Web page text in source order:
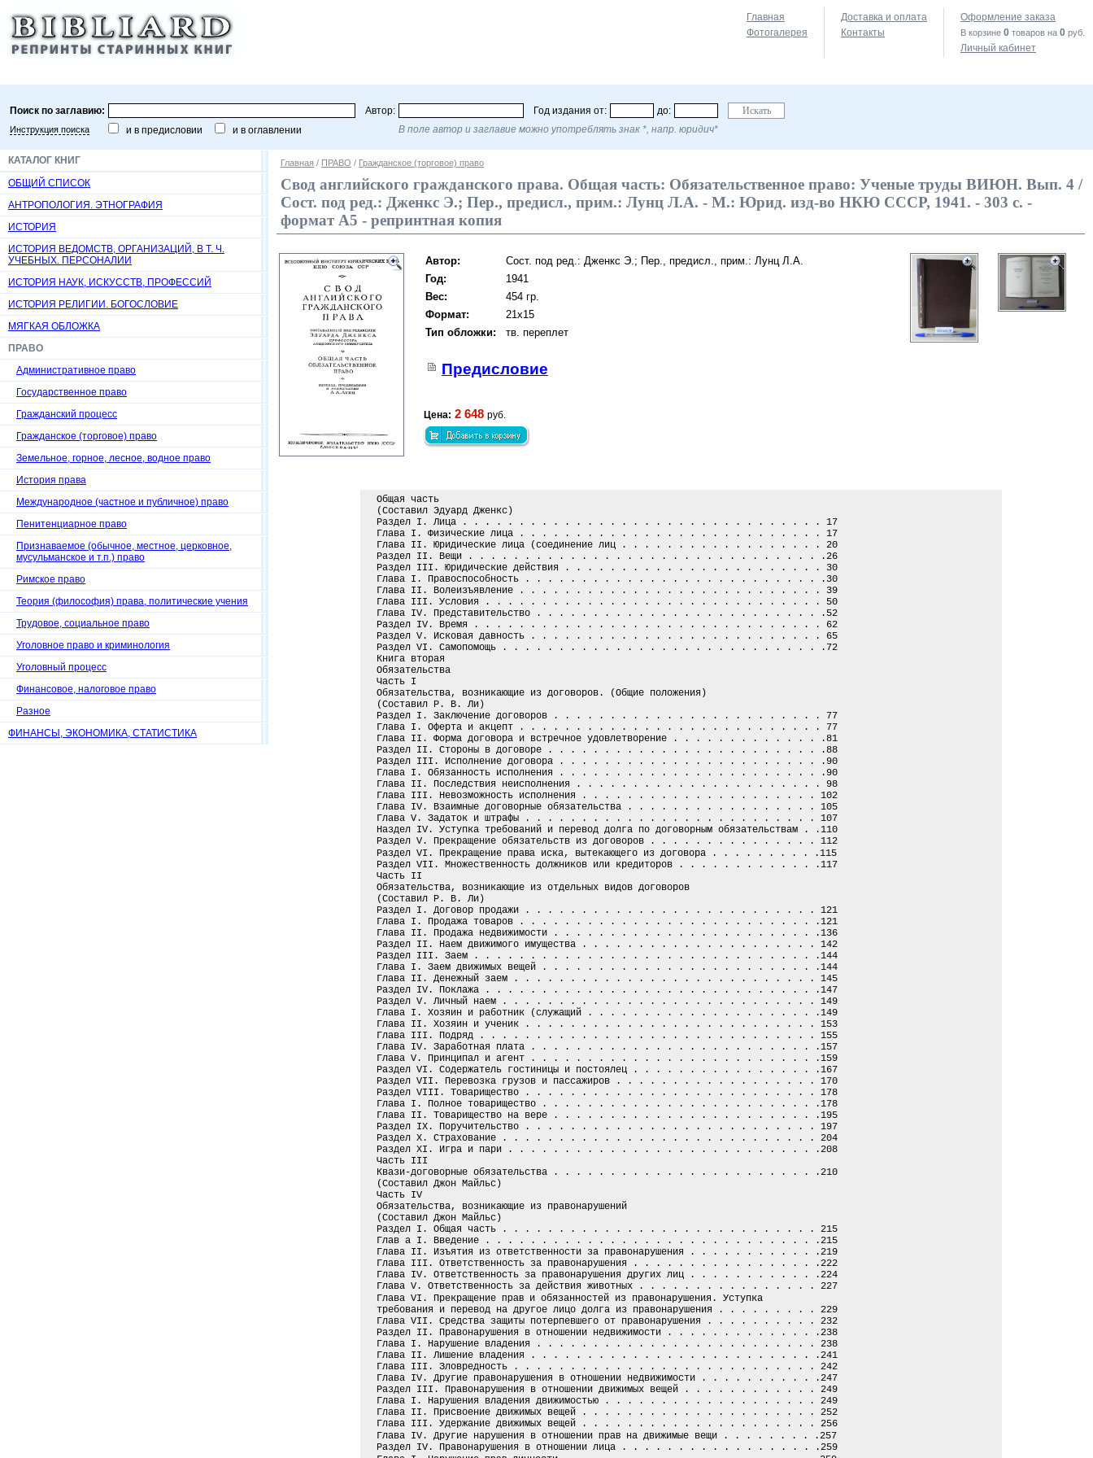
Главная
Фотогалерея
Доставка и оплата
Контакты
Оформление заказа
В корзине 0 товаров на 0 руб.
Личный кабинет
Поиск по заглавию: Автор: Год издания от: до:
Инструкция поиска и в предисловии и в оглавлении В поле автор и заглавие можно употреблять знак *, напр. юридич*
КАТАЛОГ КНИГ
ОБЩИЙ СПИСОК
АНТРОПОЛОГИЯ. ЭТНОГРАФИЯ
ИСТОРИЯ
ИСТОРИЯ ВЕДОМСТВ, ОРГАНИЗАЦИЙ, В Т. Ч.
УЧЕБНЫХ. ПЕРСОНАЛИИ
ИСТОРИЯ НАУК, ИСКУССТВ, ПРОФЕССИЙ
ИСТОРИЯ РЕЛИГИИ. БОГОСЛОВИЕ
МЯГКАЯ ОБЛОЖКА
ПРАВО
Административное право
Государственное право
Гражданский процесс
Гражданское (торговое) право
Земельное, горное, лесное, водное право
История права
Международное (частное и публичное) право
Пенитенциарное право
Признаваемое (обычное, местное, церковное,
мусульманское и т.п.) право
Римское право
Теория (философия) права, политические учения
Трудовое, социальное право
Уголовное право и криминология
Уголовный процесс
Финансовое, налоговое право
Разное
ФИНАНСЫ, ЭКОНОМИКА, СТАТИСТИКА
Главная / ПРАВО / Гражданское (торговое) право
Свод английского гражданского права. Общая часть: Обязательственное право: Ученые труды ВИЮН. Вып. 4 /
Сост. под ред.: Дженкс Э.; Пер., предисл., прим.: Лунц Л.А. - М.: Юрид. изд-во НКЮ СССР, 1941. - 303 с. -
формат А5 - репринтная копия
Автор:
Сост. под ред.: Дженкс Э.; Пер., предисл., прим.: Лунц Л.А.
Год:
1941
Вес:
454 гр.
Формат:
21х15
Тип обложки:
тв. переплет
Предисловие
Цена: 2 648 руб.
Общая часть
(Составил Эдуард Дженкс)
Раздел I. Лица . . . . . . . . . . . . . . . . . . . . . . . . . . . . . . . . 17
Глава I. Физические лица . . . . . . . . . . . . . . . . . . . . . . . . . . . 17
Глава II. Юридические лица (соединение лиц . . . . . . . . . . . . . . . . . . 20
Раздел II. Вещи . . . . . . . . . . . . . . . . . . . . . . . . . . . . . . . .26
Раздел III. Юридические действия . . . . . . . . . . . . . . . . . . . . . . . 30
Глава I. Правоспособность . . . . . . . . . . . . . . . . . . . . . . . . . . .30
Глава II. Волеизъявление . . . . . . . . . . . . . . . . . . . . . . . . . . . 39
Глава III. Условия . . . . . . . . . . . . . . . . . . . . . . . . . . . . . . 50
Глава IV. Представительство . . . . . . . . . . . . . . . . . . . . . . . . . .52
Раздел IV. Время . . . . . . . . . . . . . . . . . . . . . . . . . . . . . . . 62
Раздел V. Исковая давность . . . . . . . . . . . . . . . . . . . . . . . . . . 65
Раздел VI. Самопомощь . . . . . . . . . . . . . . . . . . . . . . . . . . . . .72
Книга вторая
Обязательства
Часть I
Обязательства, возникающие из договоров. (Общие положения)
(Составил Р. В. Ли)
Раздел I. Заключение договоров . . . . . . . . . . . . . . . . . . . . . . . . 77
Глава I. Оферта и акцепт . . . . . . . . . . . . . . . . . . . . . . . . . . . 77
Глава II. Форма договора и встречное удовлетворение . . . . . . . . . . . . . .81
Раздел II. Стороны в договоре . . . . . . . . . . . . . . . . . . . . . . . . .88
Раздел III. Исполнение договора . . . . . . . . . . . . . . . . . . . . . . . .90
Глава I. Обязанность исполнения . . . . . . . . . . . . . . . . . . . . . . . .90
Глава II. Последствия неисполнения . . . . . . . . . . . . . . . . . . . . . . 98
Глава III. Невозможность исполнения . . . . . . . . . . . . . . . . . . . . . 102
Глава IV. Взаимные договорные обязательства . . . . . . . . . . . . . . . . . 105
Глава V. Задаток и штрафы . . . . . . . . . . . . . . . . . . . . . . . . . . 107
Hаздел IV. Уступка требований и перевод долга по договорным обязательствам . .110
Раздел V. Прекращение обязательств из договоров . . . . . . . . . . . . . . . 112
Раздел VI. Прекращение праваиска, вытекающего из договора . . . . . . . . . .115
Раздел VII. Множественность должников или кредиторов . . . . . . . . . . . . .117
Часть II
Обязательства, возникающие из отдельных видов договоров
(Составил Р. В. Ли)
Раздел I. Договор продажи . . . . . . . . . . . . . . . . . . . . . . . . . . 121
Глава I. Продажа товаров . . . . . . . . . . . . . . . . . . . . . . . . . . .121
Глава II. Продажа недвижимости . . . . . . . . . . . . . . . . . . . . . . . .136
Раздел II. Наем движимого имущества . . . . . . . . . . . . . . . . . . . . . 142
Раздел III. Заем . . . . . . . . . . . . . . . . . . . . . . . . . . . . . . .144
Глава I. Заем движимых вещей . . . . . . . . . . . . . . . . . . . . . . . . .144
Глава II. Денежный заем . . . . . . . . . . . . . . . . . . . . . . . . . . . 145
Раздел IV. Поклажа . . . . . . . . . . . . . . . . . . . . . . . . . . . . . .147
Раздел V. Личный наем . . . . . . . . . . . . . . . . . . . . . . . . . . . . 149
Глава I. Хозяин и работник (служащий . . . . . . . . . . . . . . . . . . . . .149
Глава II. Хозяин и ученик . . . . . . . . . . . . . . . . . . . . . . . . . . 153
Глава III. Подряд . . . . . . . . . . . . . . . . . . . . . . . . . . . . . . 155
Глава IV. Заработная плата . . . . . . . . . . . . . . . . . . . . . . . . . .157
Глава V. Принципал и агент . . . . . . . . . . . . . . . . . . . . . . . . . .159
Раздел VI. Содержатель гостиницы и постоялец . . . . . . . . . . . . . . . . .167
Раздел VII. Перевозка грузов и пассажиров . . . . . . . . . . . . . . . . . . 170
Раздел VIII. Товарищество . . . . . . . . . . . . . . . . . . . . . . . . . . 178
Глава I. Полное товарищество . . . . . . . . . . . . . . . . . . . . . . . . .178
Глава II. Товарищество на вере . . . . . . . . . . . . . . . . . . . . . . . .195
Раздел IX. Поручительство . . . . . . . . . . . . . . . . . . . . . . . . . . 197
Раздел X. Страхование . . . . . . . . . . . . . . . . . . . . . . . . . . . . 204
Раздел XI. Игра и пари . . . . . . . . . . . . . . . . . . . . . . . . . . . .208
Часть III
Квази-договорные обязательства . . . . . . . . . . . . . . . . . . . . . . . .210
(Составил Джон Майльс)
Часть IV
Обязательства, возникающие из правонарушений
(Составил Джон Майльс)
Раздел I. Общая часть . . . . . . . . . . . . . . . . . . . . . . . . . . . . 215
Глав а I. Введение . . . . . . . . . . . . . . . . . . . . . . . . . . . . . .215
Глава II. Изъятия из ответственности за правонарушения . . . . . . . . . . . .219
Глава III. Ответственность за правонарушения . . . . . . . . . . . . . . . . .222
Глава IV. Ответственность за правонарушения других лиц . . . . . . . . . . . .224
Глава V. Ответственность за действия животных . . . . . . . . . . . . . . . . 227
Глава VI. Прекращение прави обязанностей из правонарушения. Уступка
требования и перевод на другое лицо долга из правонарушения . . . . . . . . . 229
Глава VII. Средства защиты потерпевшего от правонарушения . . . . . . . . . . 232
Раздел II. Правонарушения в отношении недвижимости . . . . . . . . . . . . . .238
Глава I. Нарушение владения . . . . . . . . . . . . . . . . . . . . . . . . . 238
Глава II. Лишение владения . . . . . . . . . . . . . . . . . . . . . . . . . .241
Глава III. Зловредность . . . . . . . . . . . . . . . . . . . . . . . . . . . 242
Глава IV. Другие правонарушения в отношении недвижимости . . . . . . . . . . .247
Раздел III. Правонарушения в отношении движимых вещей . . . . . . . . . . . . 249
Глава I. Нарушения владения движимостью . . . . . . . . . . . . . . . . . . . 249
Глава II. Присвоение движимых вещей . . . . . . . . . . . . . . . . . . . . . 252
Глава III. Удержание движимых вещей . . . . . . . . . . . . . . . . . . . . . 256
Глава IV. Другие нарушения в отношении правна движимые вещи . . . . . . . . .257
Раздел IV. Правонарушения в отношении лица . . . . . . . . . . . . . . . . . .259